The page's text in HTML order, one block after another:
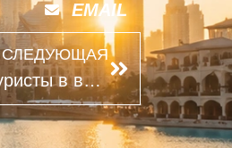
EMAIL
СЛЕДУЮЩАЯ
ОАЭ летом: какие развлечения выбирают туристы в вечернее время